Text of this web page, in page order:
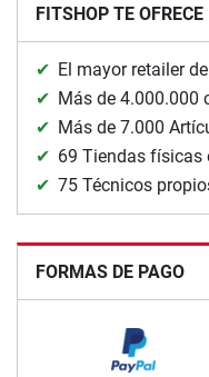
FITSHOP TE OFRECE
El mayor retailer
Más de 4.000.000
Más de 7.000
69 Tiendas físicas
75 Técnicos
FORMAS DE PAGO